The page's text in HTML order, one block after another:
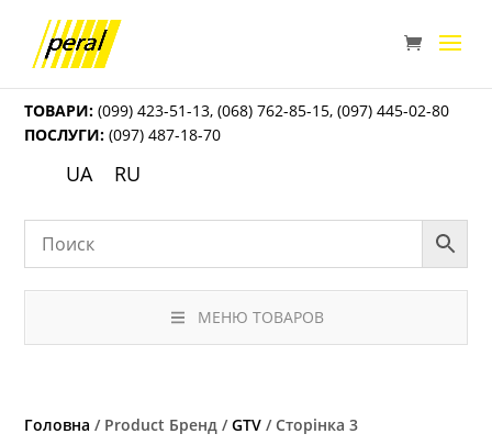
ТОВАРИ: (099) 423-51-13,(068) 762-85-15,(097) 445-02-80
ПОСЛУГИ: (097) 487-18-70
UA RU
МЕНЮ ТОВАРОВ
Головна / Product Бренд /GTV / Сторінка 3